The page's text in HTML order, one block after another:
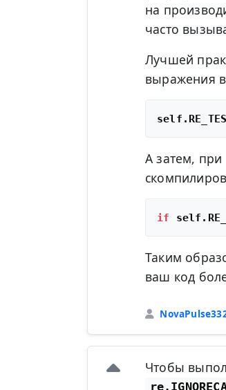
на
часто
Лучшей
выражения
А затем,
if
Таким
ваш код
Чтобы